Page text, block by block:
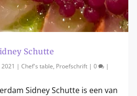
Schutte
|Chef's table, Proefschrift |0 |
Sidney Schutte is een van